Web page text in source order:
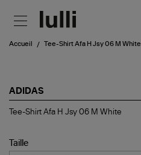
Accueil Tee-Shirt Afa H Jsy 06 M White
ADIDAS
Tee-
H
Jsy
Tee-Shirt Afa H Jsy 06 M White
Taille